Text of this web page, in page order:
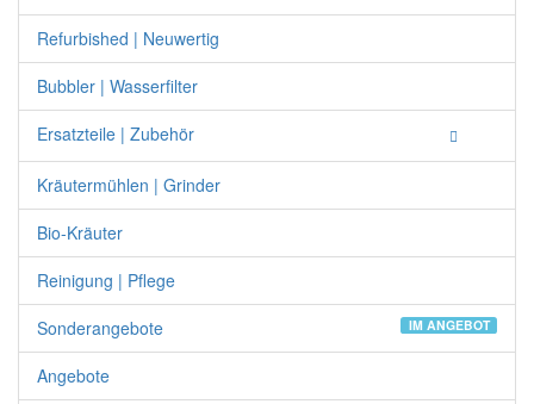
Refurbished | Neuwertig
Bubbler | Wasserfilter
Ersatzteile | Zubehör
Kräutermühlen | Grinder
Bio-Kräuter
Reinigung | Pflege
Sonderangebote
IM ANGEBOT
Angebote